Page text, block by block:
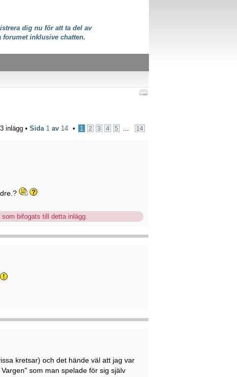
dig nu för att ta del av
forumet inklusive chatten.
inlägg • Sida 1 av 14 • 1 2 3 4 5 ... 14
bifogats till detta inlägg.
kretsar) och det hände väl att jag var
som man spelade för sig själv